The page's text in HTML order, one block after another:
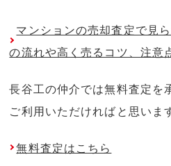
マンションの売却査定で見
の流れや高く売るコツ、注意
長谷工の仲介では無料査定を
ご利用いただければと思いま
無料査定はこちら